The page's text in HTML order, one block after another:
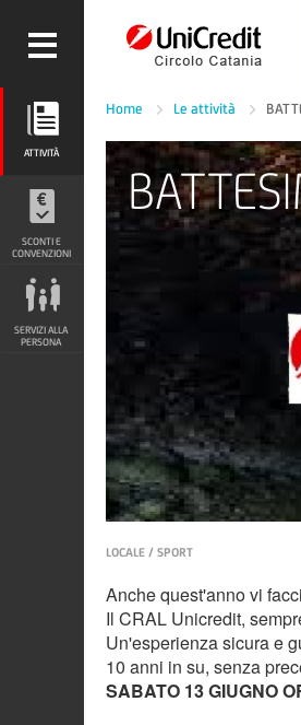
ATTIVITÀ
SCONTI E
CONVENZIONI
SCONTI E CONVENZIONI
SERVIZI ALLA
PERSONA
Home Le attività
LOCALE / SPORT
Anche quest'anno vi
Il CRAL Unicredit,
Un'esperienza sicura e
10 anni in su, senza
SABATO 13 GIUGNO